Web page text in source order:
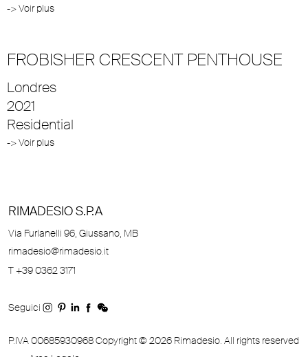
-> Voir plus
FROBISHER CRESCENT PENTHOUSE
Londres
2021
Residential
-> Voir plus
RIMADESIO S.P.A
Via Furlanelli 96, Giussano, MB
rimadesio@rimadesio.it
T +39 0362 3171
Seguici
P.IVA 00685930968 Copyright © 2026 Rimadesio. All rights reserved